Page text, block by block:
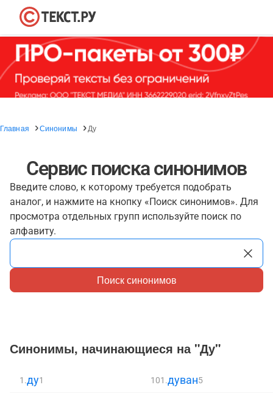
Главная Синонимы Ду
Сервис поиска синонимов
Введите слово, к которому требуется подобрать
аналог, и нажмите на кнопку «Поиск синонимов». Для
просмотра отдельных групп используйте поиск по
алфавиту.
Поиск синонимов
Синонимы, начинающиеся на "Ду"
1.ду1 101.дуван5